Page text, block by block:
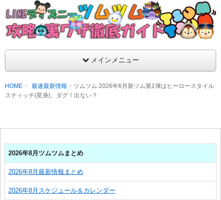
LINEディズニー ツムツム攻略・裏ワザ徹底
支持率No1！痒いところに手が届くツムツム攻略サイト！新ツ
ラ評価も丁寧に解説！ツムツムを120％楽しめるサイトを目指し
メインメニュー
HOME 最速最新情報
ツムツム 2026年6月新ツム第1弾はヒーロースタイル
スティッチ(変身)、ダグ！出ない？
2026年8月ツムツムまとめ
2026年8月最新情報まとめ
2026年8月スケジュール＆カレンダー